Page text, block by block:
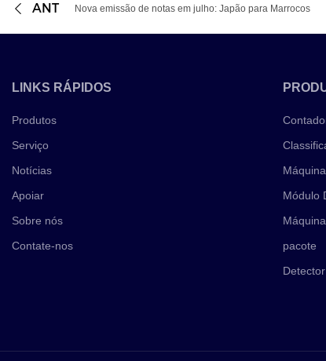
ANT Nova emissão de notas em julho: Japão para Marrocos
LINKS RÁPIDOS
Produtos
Serviço
Notícias
Apoiar
Sobre nós
Contate-nos
Módulo
pacote